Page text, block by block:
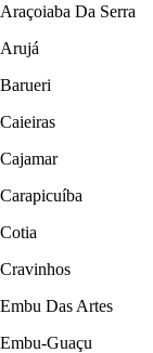
Araçoiaba Da Serra
Arujá
Barueri
Caieiras
Cajamar
Carapicuíba
Cotia
Cravinhos
Embu Das Artes
Embu-Guaçu